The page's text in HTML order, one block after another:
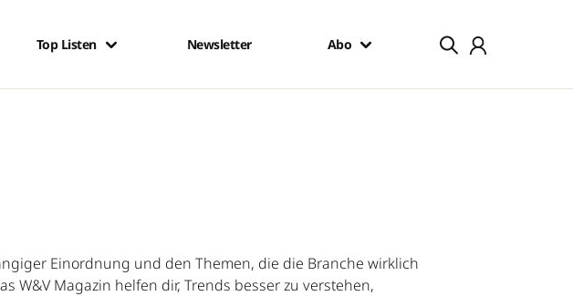
Top Listen Newsletter Abo
Einordnung und den Themen, die die Branche wirklich
W&V Magazin helfen dir, Trends besser zu verstehen,